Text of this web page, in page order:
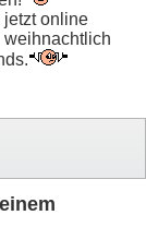
jetzt online